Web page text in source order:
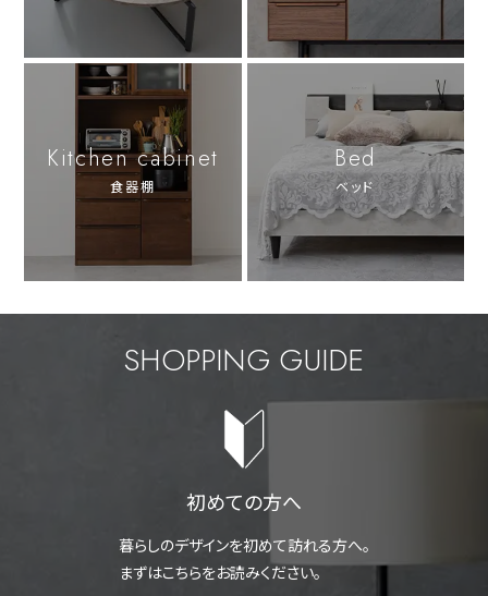
Kitchen cabinet
食器棚
Bed
ベッド
SHOPPING GUIDE
初めての方へ
暮らしのデザインを初めて訪れる方へ。
まずはこちらをお読みください。